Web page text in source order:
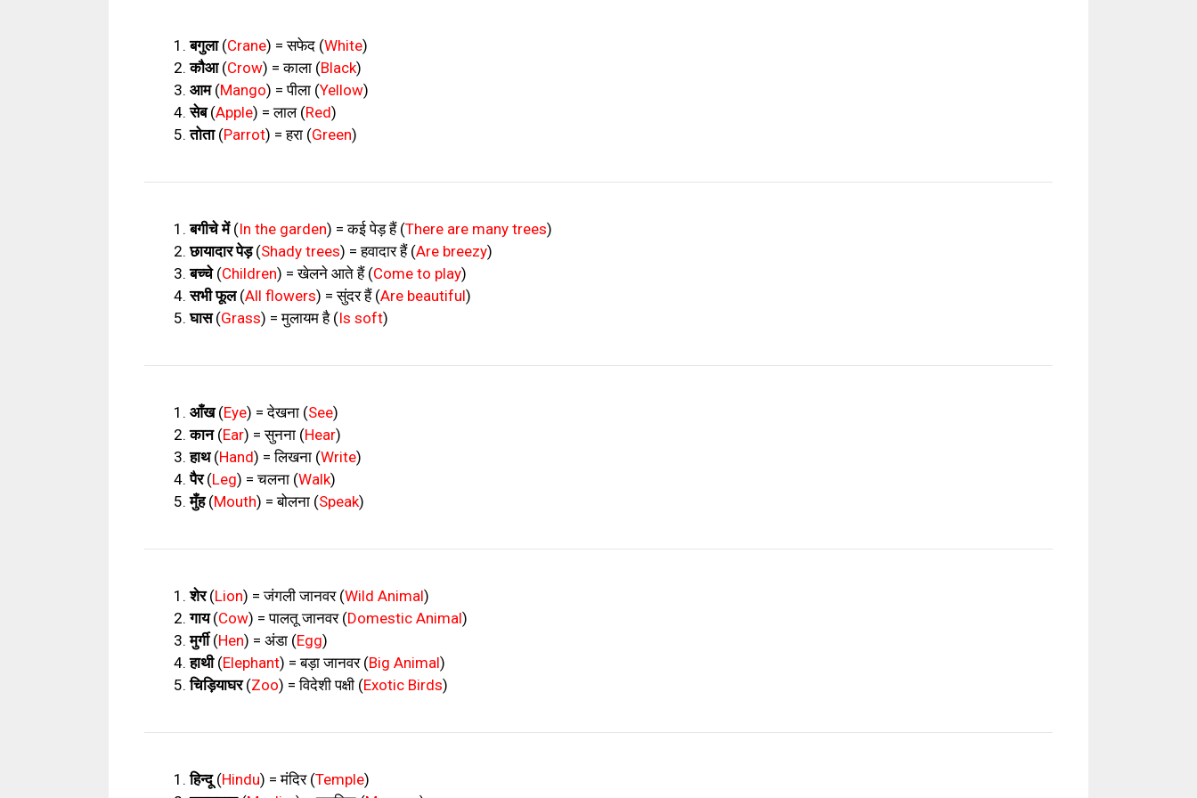
बगुला(Crane) =सफेद (White)
कौआ(Crow) =काला (Black)
आम(Mango) =पीला (Yellow)
सेब(Apple) =लाल(Red)
तोता(Parrot) =हरा (Green)
बगीचे में(In the garden) =कई पेड़ हैं(There are many trees)
छायादार पेड़(Shady trees) =हवादार हैं(Are breezy)
बच्चे(Children) =खेलने आते हैं(Come to play)
सभी फूल(All flowers) =सुंदर हैं(Are beautiful)
घास(Grass) =मुलायम है(Is soft)
आँख(Eye) =देखना (See)
कान(Ear) =सुनना (Hear)
हाथ(Hand) =लिखना (Write)
पैर(Leg) =चलना (Walk)
मुँह(Mouth) =बोलना (Speak)
शेर(Lion) =जंगली जानवर(Wild Animal)
गाय(Cow) =पालतू जानवर(Domestic Animal)
मुर्गी(Hen) = अंडा (Egg)
हाथी(Elephant) =बड़ा जानवर(Big Animal)
चिड़ियाघर(Zoo) =विदेशी पक्षी (Exotic Birds)
हिन्दू(Hindu) =मंदिर(Temple)